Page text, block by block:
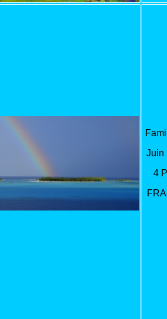
Juin
4